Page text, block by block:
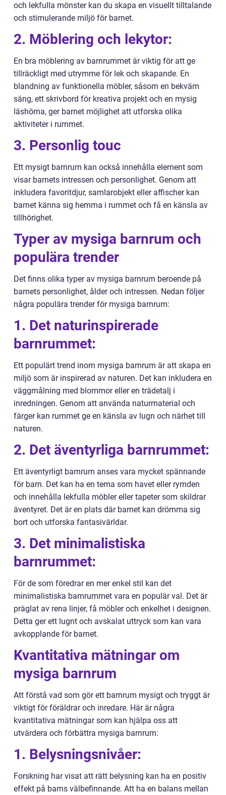
och lekfulla mönster kan du skapa en visuellt tilltalande
och stimulerande miljö för barnet.
2. Möblering och lekytor:
En bra möblering av barnrummet är viktig för att ge
tillräckligt med utrymme för lek och skapande. En
blandning av funktionella möbler, såsom en bekväm
säng, ett skrivbord för kreativa projekt och en mysig
läshörna, ger barnet möjlighet att utforska olika
aktiviteter i rummet.
3. Personlig touc
Ett mysigt barnrum kan också innehålla element som
visar barnets intressen och personlighet. Genom att
inkludera favoritdjur, samlarobjekt eller affischer kan
barnet känna sig hemma i rummet och få en känsla av
tillhörighet.
Typer av mysiga barnrum och
populära trender
Det finns olika typer av mysiga barnrum beroende på
barnets personlighet, ålder och intressen. Nedan följer
några populära trender för mysiga barnrum:
1. Det naturinspirerade
barnrummet:
Ett populärt trend inom mysiga barnrum är att skapa en
miljö som är inspirerad av naturen. Det kan inkludera en
väggmålning med blommor eller en trädetalj i
inredningen. Genom att använda naturmaterial och
färger kan rummet ge en känsla av lugn och närhet till
naturen.
2. Det äventyrliga barnrummet:
Ett äventyrligt barnrum anses vara mycket spännande
för barn. Det kan ha en tema som havet eller rymden
och innehålla lekfulla möbler eller tapeter som skildrar
äventyret. Det är en plats där barnet kan drömma sig
bort och utforska fantasivärldar.
3. Det minimalistiska
barnrummet:
För de som föredrar en mer enkel stil kan det
minimalistiska barnrummet vara en populär val. Det är
präglat av rena linjer, få möbler och enkelhet i designen.
Detta ger ett lugnt och avskalat uttryck som kan vara
avkopplande för barnet.
Kvantitativa mätningar om
mysiga barnrum
Att förstå vad som gör ett barnrum mysigt och tryggt är
viktigt för föräldrar och inredare. Här är några
kvantitativa mätningar som kan hjälpa oss att
utvärdera och förbättra mysiga barnrum:
1. Belysningsnivåer:
Forskning har visat att rätt belysning kan ha en positiv
effekt på barns välbefinnande. Att ha en balans mellan